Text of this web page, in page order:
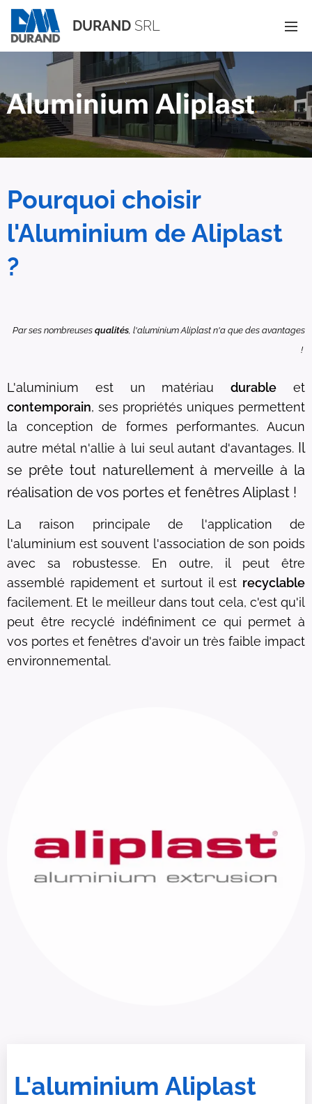
DURAND SRL
Aluminium Aliplast
Pourquoi choisir
l'Aluminium de Aliplast
?
Par ses nombreuses qualités, l'aluminium Aliplast n'a que des avantages
!
L'aluminium est un matériaudurable et
contemporain, ses propriétés uniques permettent
la conception de formes performantes. Aucun
autre métal n'allie à lui seul autant d'avantages.Il
se prête tout naturellement à merveille à la
réalisation de vos portes et fenêtres Aliplast !
La raison principale de l'application de
l'aluminium est souvent l'association de son poids
avec sa robustesse. En outre, il peut être
assemblé rapidement et surtout il est recyclable
facilement. Et le meilleur dans tout cela, c'est qu'il
peut être recyclé indéfiniment ce qui permet à
vos portes et fenêtres d'avoir un très faible impact
environnemental.
L'aluminium Aliplast